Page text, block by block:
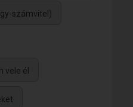
számvitel)
vele él